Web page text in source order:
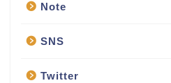
Note
SNS
Twitter